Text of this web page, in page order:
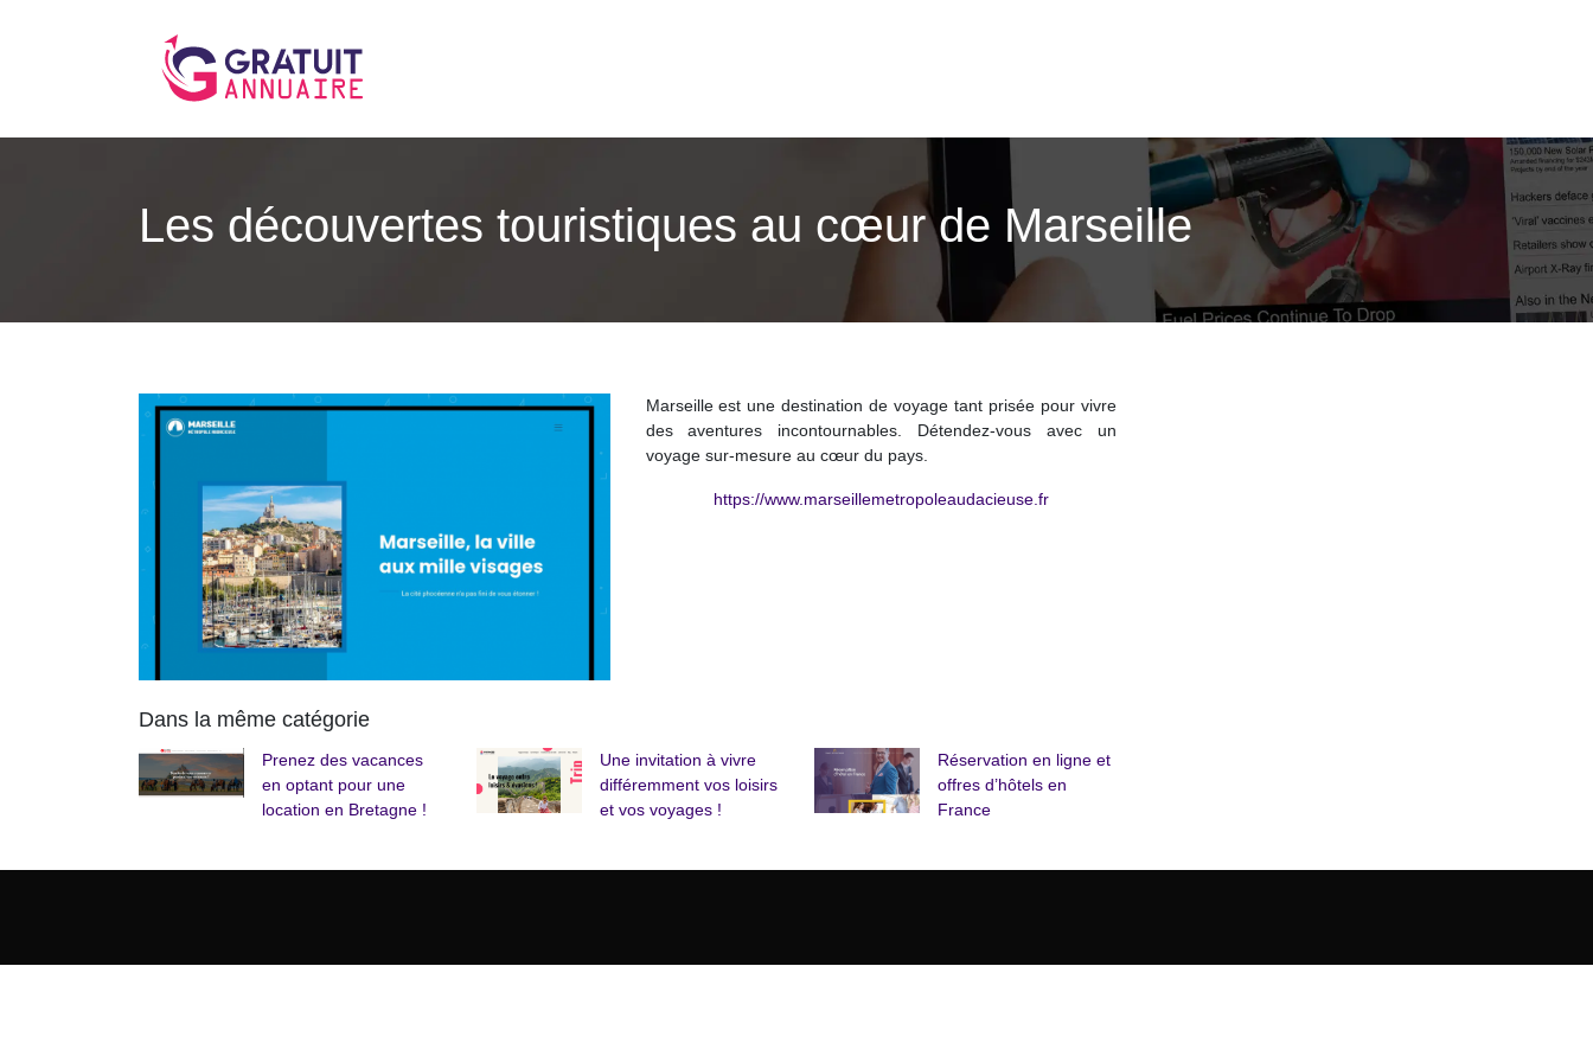
Les découvertes touristiques au cœur de Marseille
Marseille est une destination de voyage tant prisée pour vivre
des aventures incontournables. Détendez-vous avec un
voyage sur-mesure au cœur du pays.
https://www.marseillemetropoleaudacieuse.fr
Dans la même catégorie
Prenez des vacances
en optant pour une
location en Bretagne !
Une invitation à vivre
différemment vos loisirs
et vos voyages !
Réservation en ligne et
offres d’hôtels en
France